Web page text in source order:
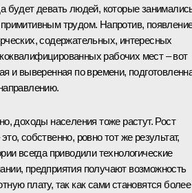
будет девать людей, которые
трудом. Напротив,
содержательных, интересных
рабочих мест – вот
и выверенная по времени,
доходы населения тоже растут. Рост
собственно, ровно тот же результат,
всегда приводили технологические
предприятия получают возможность
плату, так как сами становятся более